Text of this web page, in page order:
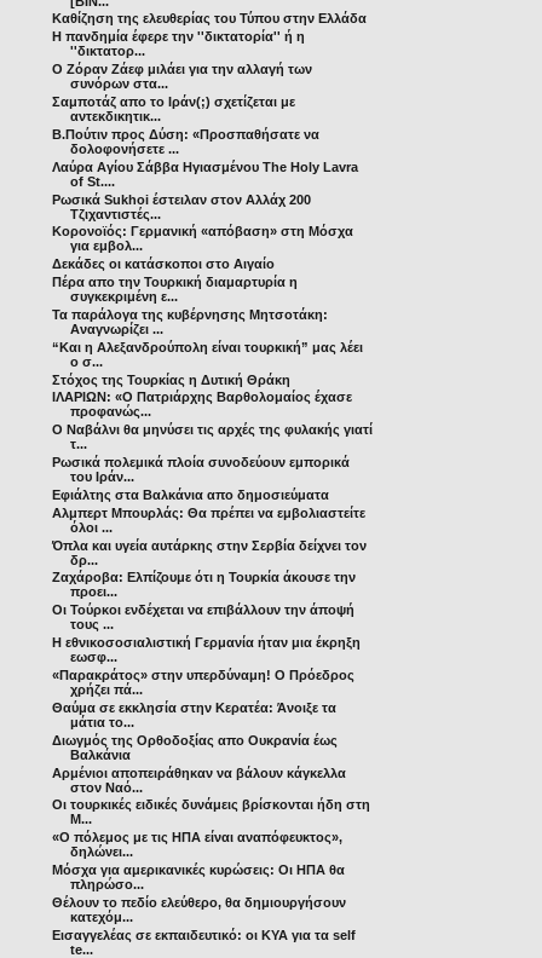
Καθίζηση της ελευθερίας του Τύπου στην Ελλάδα
Η πανδημία έφερε την ''δικτατορία'' ή η
''δικτατορ...
Ο Ζόραν Ζάεφ μιλάει για την αλλαγή των
συνόρων στα...
Σαμποτάζ απο το Ιράν(;) σχετίζεται με
αντεκδικητικ...
Β.Πούτιν προς Δύση: «Προσπαθήσατε να
δολοφονήσετε ...
Λαύρα Αγίου Σάββα Ηγιασμένου The Holy Lavra
of St....
Ρωσικά Sukhoi έστειλαν στον Αλλάχ 200
Τζιχαντιστές...
Κορονοϊός: Γερμανική «απόβαση» στη Μόσχα
για εμβολ...
Δεκάδες οι κατάσκοποι στο Αιγαίο
Πέρα απο την Τουρκική διαμαρτυρία η
συγκεκριμένη ε...
Τα παράλογα της κυβέρνησης Μητσοτάκη:
Αναγνωρίζει ...
“Και η Αλεξανδρούπολη είναι τουρκική” μας λέει
ο σ...
Στόχος της Τουρκίας η Δυτική Θράκη
ΙΛΑΡΙΩΝ: «Ο Πατριάρχης Βαρθολομαίος έχασε
προφανώς...
Ο Ναβάλνι θα μηνύσει τις αρχές της φυλακής γιατί
τ...
Ρωσικά πολεμικά πλοία συνοδεύουν εμπορικά
του Ιράν...
Εφιάλτης στα Βαλκάνια απο δημοσιεύματα
Αλμπερτ Μπουρλάς: Θα πρέπει να εμβολιαστείτε
όλοι ...
Όπλα και υγεία αυτάρκης στην Σερβία δείχνει τον
δρ...
Ζαχάροβα: Ελπίζουμε ότι η Τουρκία άκουσε την
προει...
Οι Τούρκοι ενδέχεται να επιβάλλουν την άποψή
τους ...
Η εθνικοσοσιαλιστική Γερμανία ήταν μια έκρηξη
εωσφ...
«Παρακράτος» στην υπερδύναμη! Ο Πρόεδρος
χρήζει πά...
Θαύμα σε εκκλησία στην Κερατέα: Άνοιξε τα
μάτια το...
Διωγμός της Ορθοδοξίας απο Ουκρανία έως
Βαλκάνια
Αρμένιοι αποπειράθηκαν να βάλουν κάγκελλα
στον Ναό...
Οι τουρκικές ειδικές δυνάμεις βρίσκονται ήδη στη
Μ...
«Ο πόλεμος με τις ΗΠΑ είναι αναπόφευκτος»,
δηλώνει...
Μόσχα για αμερικανικές κυρώσεις: Οι ΗΠΑ θα
πληρώσο...
Θέλουν το πεδίο ελεύθερο, θα δημιουργήσουν
κατεχόμ...
Εισαγγελέας σε εκπαιδευτικό: οι ΚΥΑ για τα self
te...